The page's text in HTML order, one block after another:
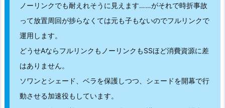
ノーリンクでも耐えれそうに見えます……がそれで時折事故
って放置周回が捗らなくては元も子もないのでフルリンクで
運用します。
どうせAならフルリンクもノーリンクもSSほど消費資源に差
はありません。
ソワンとシェード、ベラを保護しつつ、シェードを開幕で行
動させる加速役もしています。